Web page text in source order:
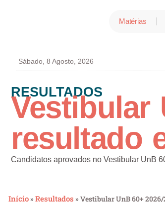
Matérias
Sábado, 8 Agosto, 2026
RESULTADOS
Vestibular
resultado
Candidatos aprovados no Vestibular UnB
Início»Resultados »Vestibular UnB 60+